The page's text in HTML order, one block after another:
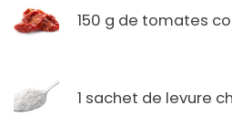
150 g de tomates
1 sachet de levure